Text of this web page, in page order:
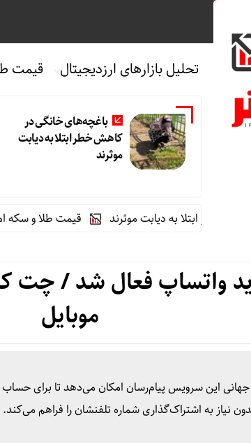
تحلیل بازارهای ارزدیجیتال قیمت
باغچه‌های خانگی در
کاهش خطر ابتلا به دیابت
موثرند
به دیابت موثرند قیمت طلا و سکه امروز پنجشنبه 15مرداد/ تمام قیمت ها بر مدار
واتساپ فعال شد / چت
موبایل
کاربر جهانی این سرویس پیام‌رسان امکان می‌دهد تا برای
نیاز به اشتراک‌گذاری شماره تلفنشان را فراهم می‌کند.